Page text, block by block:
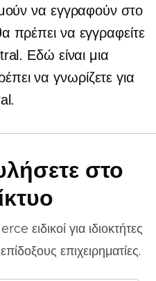
να εγγραφούν στο
πρέπει να εγγραφείτε
Εδώ είναι μια
να γνωρίζετε για
στο
ειδικοί για ιδιοκτήτες
επιχειρηματίες.